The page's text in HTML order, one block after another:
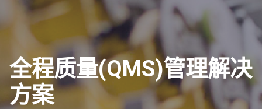
全程质量(QMS)管理解决
方案